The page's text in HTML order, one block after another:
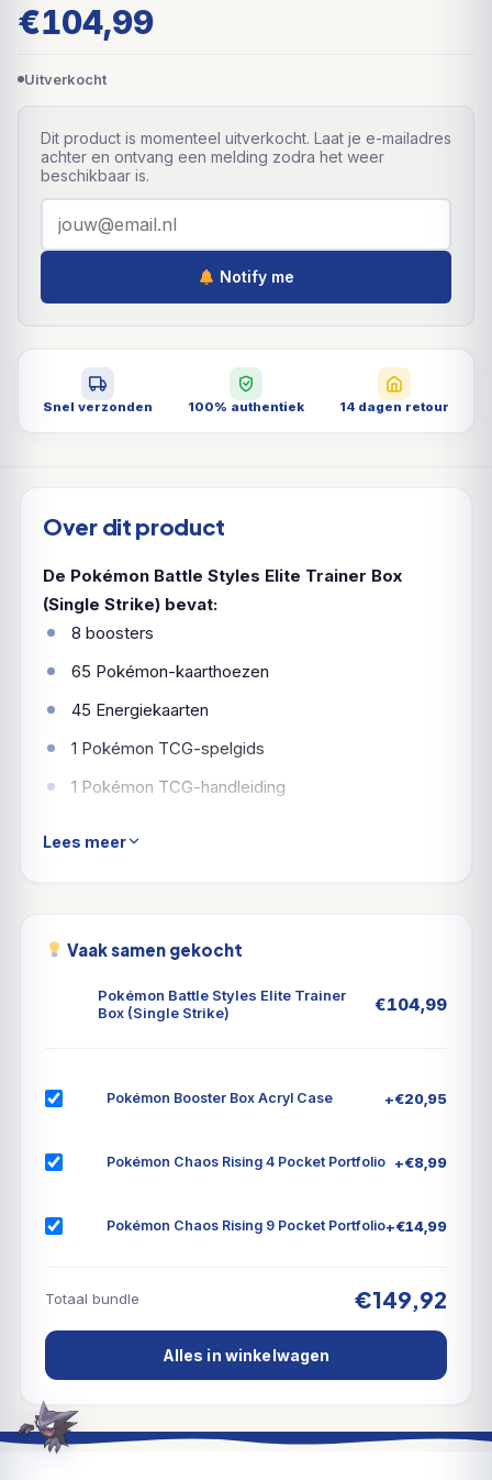
€104,99
Uitverkocht
Dit product is momenteel uitverkocht. Laat je e-mailadres
achter en ontvang een melding zodra het weer
beschikbaar is.
Notify me
Snel verzonden 100% authentiek 14 dagen retour
Over dit product
De Pokémon Battle Styles Elite Trainer Box
(Single Strike) bevat:
8 boosters
65 Pokémon-kaarthoezen
45 Energiekaarten
1 Pokémon TCG-spelgids
1 Pokémon TCG-handleiding
1 verzamelkaartdoos met 4 verdelers voor
1 toegangscode voor toegang tot de online game
Lees meer
Vaak samen gekocht
Pokémon Battle Styles Elite Trainer
Box (Single Strike)
€104,99
Pokémon Booster Box Acryl Case +€20,95
Pokémon Chaos Rising 4 Pocket Portfolio +€8,99
Pokémon Chaos Rising 9 Pocket Portfolio+€14,99
Totaal bundle €149,92
Alles in winkelwagen